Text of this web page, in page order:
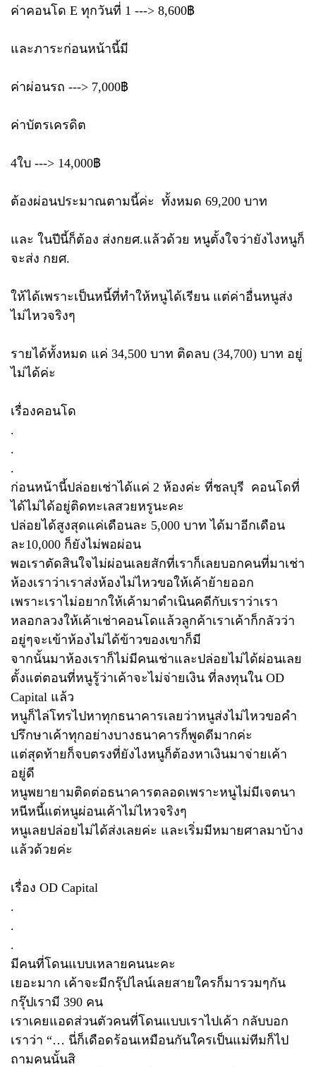
ค่าคอนโด E ทุกวันที่ 1 ---> 8,600฿
และภาระก่อนหน้านี้มี
ค่าผ่อนรถ ---> 7,000฿
ค่าบัตรเครดิต
4ใบ ---> 14,000฿
ต้องผ่อนประมาณตามนี้ค่ะ ทั้งหมด 69,200 บาท
และ ในปีนี้ก็ต้อง ส่งกยศ.แล้วด้วย หนูตั้งใจว่ายังไงหนูก็
จะส่ง กยศ.
ให้ได้เพราะเป็นหนี้ที่ทำให้หนูได้เรียน แต่ค่าอื่นหนูส่ง
ไม่ไหวจริงๆ
รายได้ทั้งหมด แค่ 34,500 บาท ติดลบ (34,700) บาท อยู่
ไม่ได้ค่ะ
เรื่องคอนโด
.
.
.
ก่อนหน้านี้ปล่อยเช่าได้แค่ 2 ห้องค่ะ ที่ชลบุรี คอนโดที่
ได้ไม่ได้อยู่ติดทะเลสวยหรูนะคะ
ปล่อยได้สูงสุดแค่เดือนละ 5,000 บาท ได้มาอีกเดือน
ละ10,000 ก็ยังไม่พอผ่อน
พอเราตัดสินใจไม่ผ่อนเลยสักที่เราก็เลยบอกคนที่มาเช่า
ห้องเราว่าเราส่งห้องไม่ไหวขอให้เค้าย้ายออก
เพราะเราไม่อยากให้เค้ามาดำเนินคดีกับเราว่าเรา
หลอกลวงให้เค้าเช่าคอนโดแล้วลูกค้าเราเค้าก็กลัวว่า
อยู่ๆจะเข้าห้องไม่ได้ข้าวของเขาก็มี
จากนั้นมาห้องเราก็ไม่มีคนเช่าและปล่อยไม่ได้ผ่อนเลย
ตั้งแต่ตอนที่หนูรู้ว่าเค้าจะไม่จ่ายเงิน ที่ลงทุนใน OD
Capital แล้ว
หนูก็ไล่โทรไปหาทุกธนาคารเลยว่าหนูส่งไม่ไหวขอคำ
ปรึกษาเค้าทุกอย่างบางธนาคารก็พูดดีมากค่ะ
แต่สุดท้ายก็จบตรงที่ยังไงหนูก็ต้องหาเงินมาจ่ายเค้า
อยู่ดี
หนูพยายามติดต่อธนาคารตลอดเพราะหนูไม่มีเจตนา
หนีหนี้แต่หนูผ่อนเค้าไม่ไหวจริงๆ
หนูเลยปล่อยไม่ได้ส่งเลยค่ะ และเริ่มมีหมายศาลมาบ้าง
แล้วด้วยค่ะ
เรื่อง OD Capital
.
.
.
มีคนที่โดนแบบเหลายคนนะคะ
เยอะมาก เค้าจะมีกรุ๊ปไลน์เลยสายใครก็มารวมๆกัน
กรุ๊ปเรามี 390 คน
เราเคยแอดส่วนตัวคนที่โดนแบบเราไปเค้า กลับบอก
เราว่า “… นี่ก็เดือดร้อนเหมือนกันใครเป็นแม่ทีมก็ไป
ถามคนนั้นสิ